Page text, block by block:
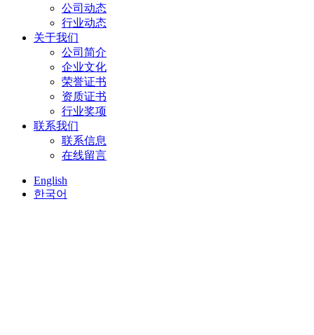
公司动态
行业动态
关于我们
公司简介
企业文化
荣誉证书
资质证书
行业奖项
联系我们
联系信息
在线留言
English
한국어